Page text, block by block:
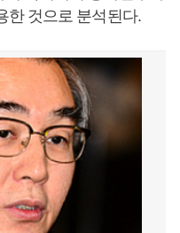
한 것으로 분석된다.